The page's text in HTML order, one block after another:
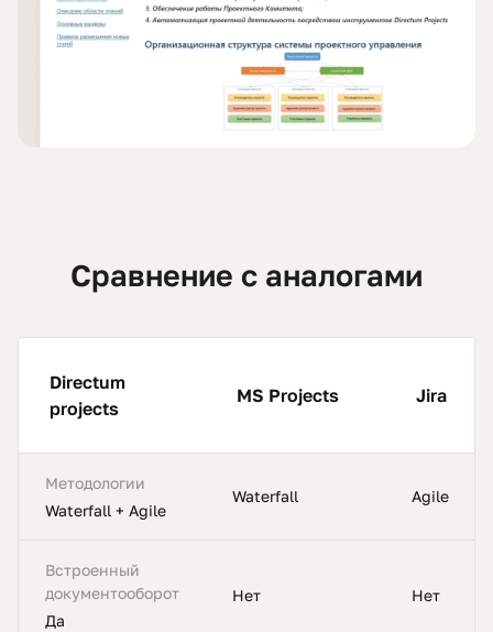
Сравнение с аналогами
Directum
projects
MS Projects Jira
Методологии
Waterfall + Agile
Waterfall Agile
Встроенный
документооборот
Да
Нет Нет